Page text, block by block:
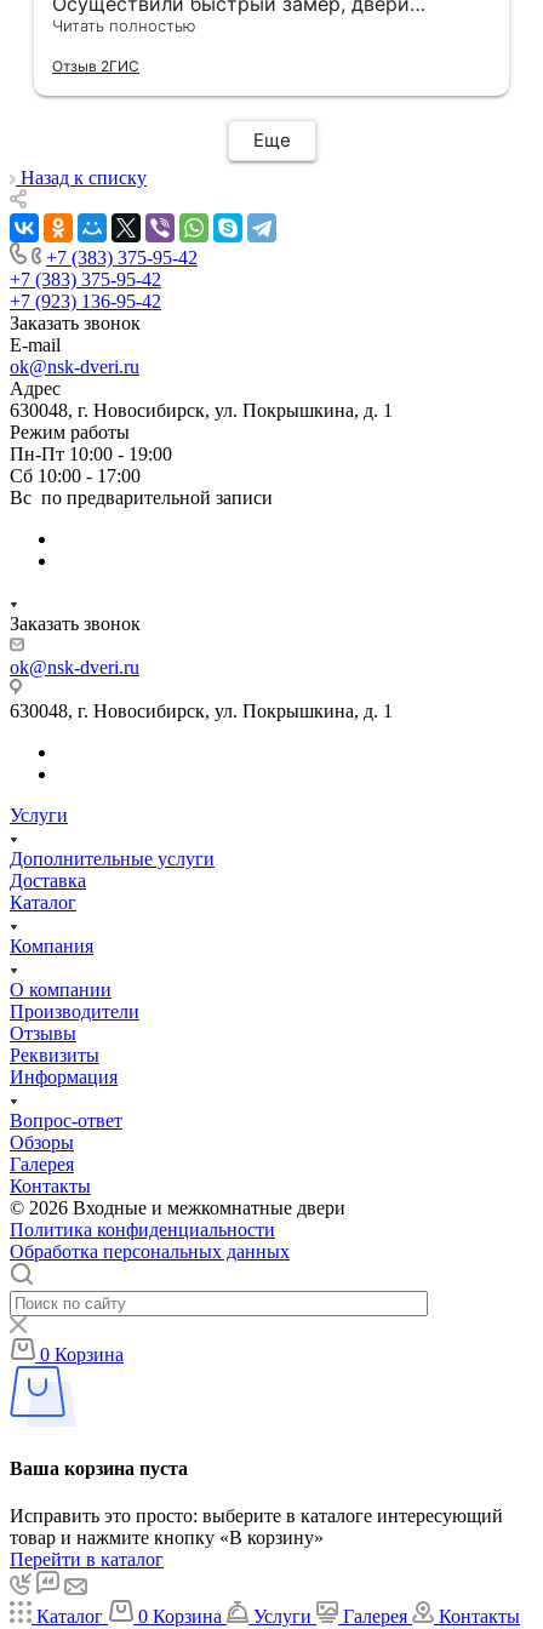
оказались в наличии. По доставке
компанию, где я могу указать удобный для
меня интервал времени, а не ждать весь
день🙏 Не могу не отметить качественный
монтаж дверей, спасибо мастеру Антону за
его труд!!!
Читать полностью
Отзыв 2ГИС
Еще
Назад к списку
+7 (383) 375-95-42
+7 (383) 375-95-42
+7 (923) 136-95-42
Заказать звонок
E-mail
ok@nsk-dveri.ru
Адрес
630048, г. Новосибирск, ул. Покрышкина, д. 1
Режим работы
Пн-Пт 10:00 - 19:00
Сб 10:00 - 17:00
Вс по предварительной записи
Заказать звонок
ok@nsk-dveri.ru
630048, г. Новосибирск, ул. Покрышкина, д. 1
Услуги
Дополнительные услуги
Доставка
Каталог
Компания
О компании
Производители
Отзывы
Реквизиты
Информация
Вопрос-ответ
Обзоры
Галерея
Контакты
© 2026 Входные и межкомнатные двери
Политика конфиденциальности
Обработка персональных данных
0 Корзина
Ваша корзина пуста
Исправить это просто: выберите в каталоге интересующий
товар и нажмите кнопку «В корзину»
Перейти в каталог
Каталог 0 Корзина Услуги Галерея
Контакты